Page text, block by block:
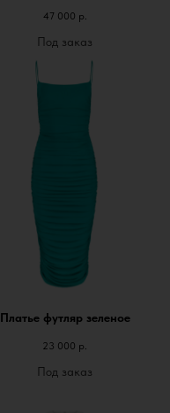
47 000 р.
Платье футляр зеленое
23 000 р.